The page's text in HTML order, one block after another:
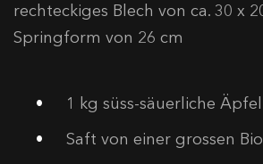
rechteckiges Blech von ca. 30 x
Springform von 26 cm
1 kg süss-säuerliche Äpfel
Saft von einer grossen